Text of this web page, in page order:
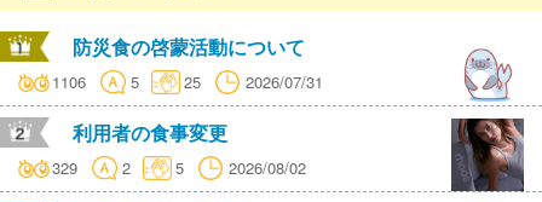
防災食の啓蒙活動について
1106 5 25 2026/07/31
利用者の食事変更
329 2 5 2026/08/02